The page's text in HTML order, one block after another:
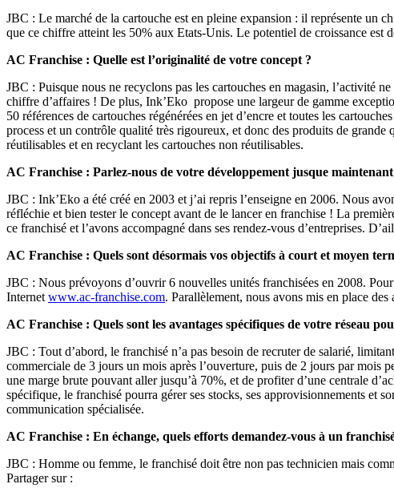
JBC : Le marché de la cartouche est en pleine expansion : il représente un
que ce chiffre atteint les 50% aux Etats-Unis. Le potentiel de croissance est
AC Franchise : Quelle est l’originalité de votre concept ?
JBC : Puisque nous ne recyclons pas les cartouches en magasin, l’activité
chiffre d’affaires ! De plus, Ink’Eko propose une largeur de gamme
50 références de cartouches régénérées en jet d’encre et toutes les
process et un contrôle qualité très rigoureux, et donc des produits de
réutilisables et en recyclant les cartouches non réutilisables.
AC Franchise : Parlez-nous de votre développement jusque
JBC : Ink’Eko a été créé en 2003 et j’ai repris l’enseigne en 2006. Nous
réfléchie et bien tester le concept avant de le lancer en franchise ! La
ce franchisé et l’avons accompagné dans ses rendez-vous d’entreprises.
AC Franchise : Quels sont désormais vos objectifs à court et moyen
JBC : Nous prévoyons d’ouvrir 6 nouvelles unités franchisées en 2008.
Internet www.ac-franchise.com. Parallèlement, nous avons mis en place
AC Franchise : Quels sont les avantages spécifiques de votre réseau
JBC : Tout d’abord, le franchisé n’a pas besoin de recruter de salarié,
commerciale de 3 jours un mois après l’ouverture, puis de 2 jours par mois
une marge brute pouvant aller jusqu’à 70%, et de profiter d’une centrale
spécifique, le franchisé pourra gérer ses stocks, ses approvisionnements et
communication spécialisée.
AC Franchise : En échange, quels efforts demandez-vous à un
JBC : Homme ou femme, le franchisé doit être non pas technicien mais
Partager sur :